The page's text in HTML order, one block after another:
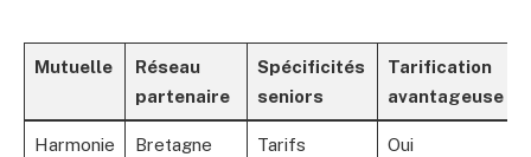
Mutuelle
Réseau
partenaire
Spécificités
seniors
Tarification
avantageuse
Harmonie
Bretagne
Tarifs
Oui